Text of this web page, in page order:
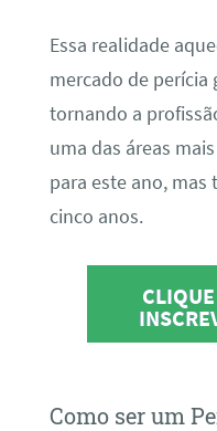
Essa realidade
mercado de perícia
tornando a
uma das áreas
para este ano,
cinco anos.
Como ser um